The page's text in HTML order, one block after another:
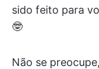
sido feito para
🤓
Não se